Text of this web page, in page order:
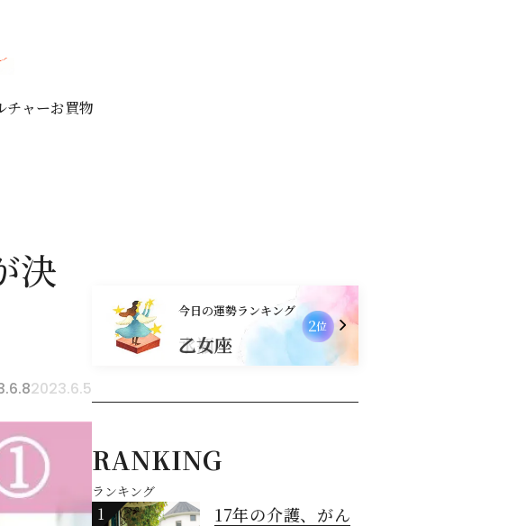
チャーお買物
決
2023.6.5
今日の運勢ランキング
乙女座
2位
RANKING
ランキング
1
17年の介護、がん